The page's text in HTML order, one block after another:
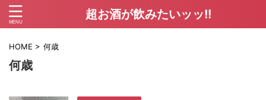
超お酒が飲みたいッッ!!
HOME > 何歳
何歳